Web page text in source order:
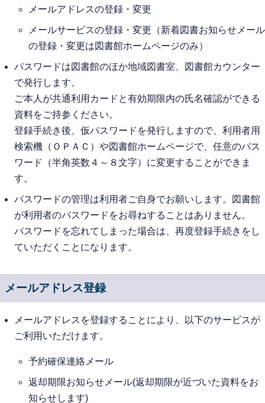
メールアドレスの登録・変更
メールサービスの登録・変更（新着図書お知らせメール
の登録・変更は図書館ホームページのみ）
パスワードは図書館のほか地域図書室、図書館カウンター
で発行します。
ご本人が共通利用カードと有効期限内の氏名確認ができる
資料をご持参ください。
登録手続き後、仮パスワードを発行しますので、利用者用
検索機（ＯＰＡＣ）や図書館ホームページで、任意のパス
ワード（半角英数４～８文字）に変更することができま
す。
パスワードの管理は利用者ご自身でお願いします。図書館
が利用者のパスワードをお尋ねすることはありません。
パスワードを忘れてしまった場合は、再度登録手続きをし
ていただくことになります。
メールアドレス登録
メールアドレスを登録することにより、以下のサービスが
ご利用いただけます。
予約確保連絡メール
返却期限お知らせメール(返却期限が近づいた資料をお
知らせします)